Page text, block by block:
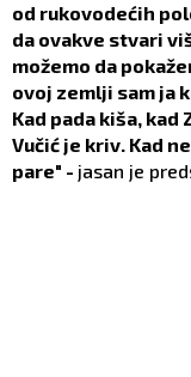
od rukovodećih
da ovakve stvari
možemo da
ovoj zemlji sam ja
Kad pada kiša,
Vučić je kriv. Kad
pare" - jasan je